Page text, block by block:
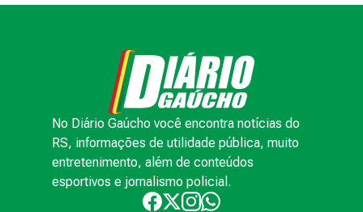
No Diário Gaúcho você encontra notícias do
RS, informações de utilidade pública, muito
entretenimento, além de conteúdos
esportivos e jornalismo policial.